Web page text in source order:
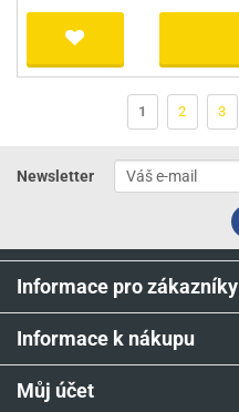
1 2 3
Newsletter
Informace pro zákazníky
Informace k nákupu
Můj účet